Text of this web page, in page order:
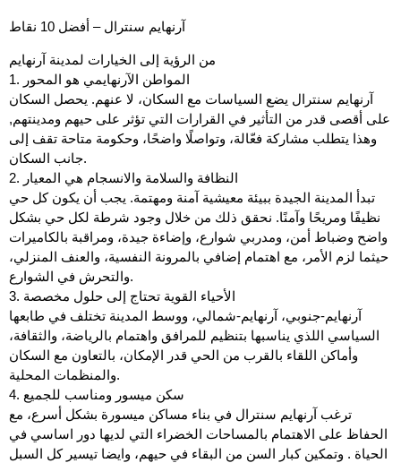
آرنهايم سنترال – أفضل 10 نقاط
من الرؤية إلى الخيارات لمدينة آرنهايم
1. المواطن الآرنهايمي هو المحور
آرنهايم سنترال يضع السياسات مع السكان، لا عنهم. يحصل السكان
على أقصى قدر من التأثير في القرارات التي تؤثر على حيهم ومدينتهم,
وهذا يتطلب مشاركة فعّالة، وتواصلًا واضحًا، وحكومة متاحة تقف إلى
جانب السكان.
2. النظافة والسلامة والانسجام هي المعيار
تبدأ المدينة الجيدة ببيئة معيشية آمنة ومهتمة. يجب أن يكون كل حي
نظيفًا ومريحًا وآمنًا. نحقق ذلك من خلال وجود شرطة لكل حي بشكل
واضح وضباط أمن، ومدربي شوارع، وإضاءة جيدة، ومراقبة بالكاميرات
حيثما لزم الأمر، مع اهتمام إضافي بالمرونة النفسية، والعنف المنزلي،
والتحرش في الشوارع.
3. الأحياء القوية تحتاج إلى حلول مخصصة
آرنهايم-جنوبي، آرنهايم-شمالي، ووسط المدينة تختلف في طابعها
السياسي اللذي يناسبها بتنظيم للمرافق واهتمام بالرياضة، والثقافة،
وأماكن اللقاء بالقرب من الحي قدر الإمكان، بالتعاون مع السكان
والمنظمات المحلية.
4. سكن ميسور ومناسب للجميع
ترغب آرنهايم سنترال في بناء مساكن ميسورة بشكل أسرع، مع
الحفاظ على الاهتمام بالمساحات الخضراء التي لديها دور اساسي في
الحياة . وتمكين كبار السن من البقاء في حيهم، وايضا تيسير كل السبل